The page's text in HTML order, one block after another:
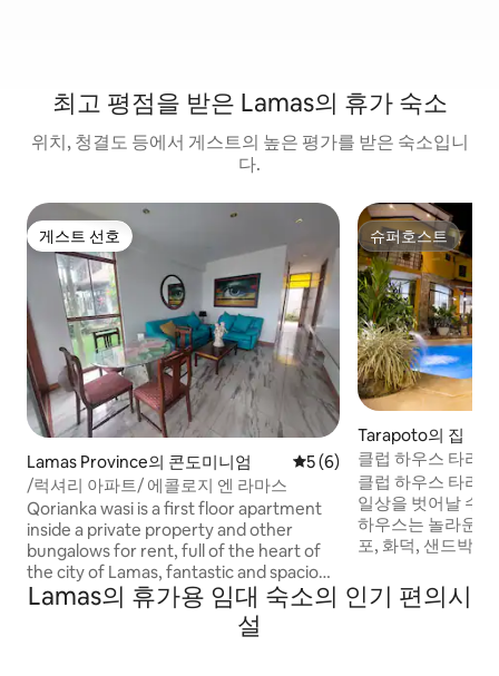
최고 평점을 받은 Lamas의 휴가 숙소
위치, 청결도 등에서 게스트의 높은 평가를 받은 숙소입니
다.
게스트 선호
게스트 선호
Lamas Province의 콘도미니엄 평점 5점(5점 만점), 후기 6
5 (6)
/럭셔리 아파트/ 에콜로지 엔 라마스
Qorianka wasi is a first floor apartment
inside a private property and other
bungalows for rent, full of the heart of
the city of Lamas, fantastic and spacious
place to enjoy with the whole family a
place of reconnection and relaxation. 고
요함, 프라이버시, 평화와 휴식.
슈퍼호스트
슈퍼호스트
Tarapoto의 집
클럽 하우스 타라
클럽 하우스 타라
일상을 벗어날 수
하우스는 놀라운
포, 화덕, 샌드박스
형 주방, 식사 공간
객실, 최대 7대의
Lamas의 휴가용 임대 숙소의 인기 편의시
설